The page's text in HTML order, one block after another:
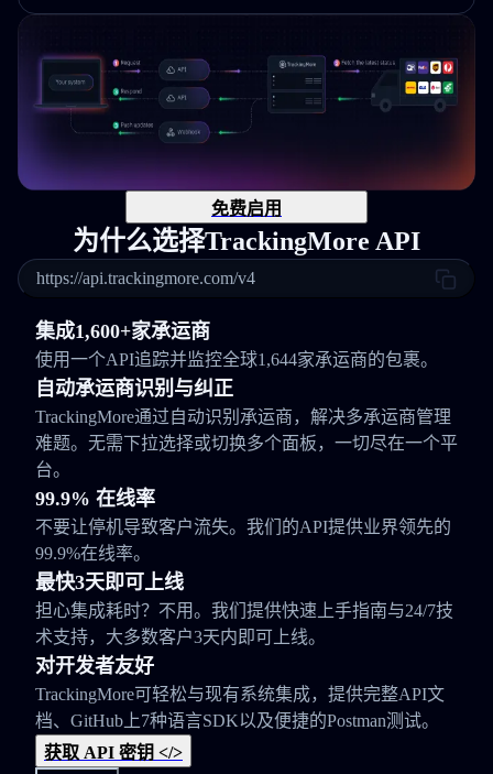
免费启用
为什么选择TrackingMore API
https://api.trackingmore.com/v4
集成1,600+家承运商
使用一个API追踪并监控全球1,644家承运商的包裹。
自动承运商识别与纠正
TrackingMore通过自动识别承运商，解决多承运商管理
难题。无需下拉选择或切换多个面板，一切尽在一个平
台。
99.9% 在线率
不要让停机导致客户流失。我们的API提供业界领先的
99.9%在线率。
最快3天即可上线
担心集成耗时？不用。我们提供快速上手指南与24/7技
术支持，大多数客户3天内即可上线。
对开发者友好
TrackingMore可轻松与现有系统集成，提供完整API文
档、GitHub上7种语言SDK以及便捷的Postman测试。
获取 API 密钥 </>